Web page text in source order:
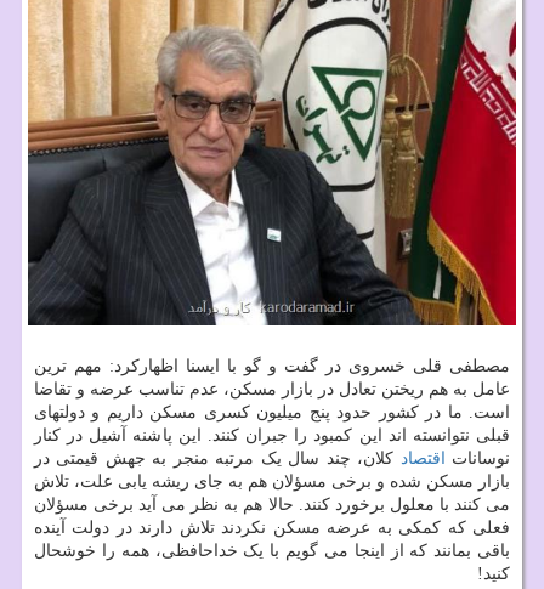
مصطفی قلی خسروی در گفت و گو با ایسنا اظهارکرد: مهم ترین
عامل به هم ریختن تعادل در بازار مسکن، عدم تناسب عرضه و تقاضا
است. ما در کشور حدود پنج میلیون کسری مسکن داریم و دولتهای
قبلی نتوانسته اند این کمبود را جبران کنند. این پاشنه آشیل در کنار
نوسانات اقتصاد کلان، چند سال یک مرتبه منجر به جهش قیمتی در
بازار مسکن شده و برخی مسؤلان هم به جای ریشه یابی علت، تلاش
می کنند با معلول برخورد کنند. حالا هم به نظر می آید برخی مسؤلان
فعلی که کمکی به عرضه مسکن نکردند تلاش دارند در دولت آینده
باقی بمانند که از اینجا می گویم با یک خداحافظی، همه را خوشحال
کنید!